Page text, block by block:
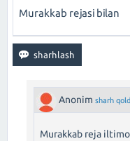
Murakkab rejasi bilan
Anonim sharh
Murakkab reja